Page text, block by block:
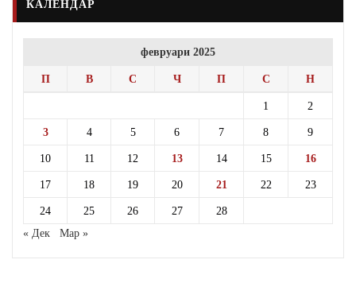
КАЛЕНДАР
февруари 2025
П В С Ч П С Н
1 2
3 4 5 6 7 8 9
10 11 12 13 14 15 16
17 18 19 20 21 22 23
24 25 26 27
28
« Дек
Мар »